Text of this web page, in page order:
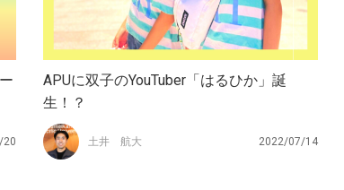
20
APUに双子のYouTuber「はるひか」誕
生！？
土井 航大 2022/07/14